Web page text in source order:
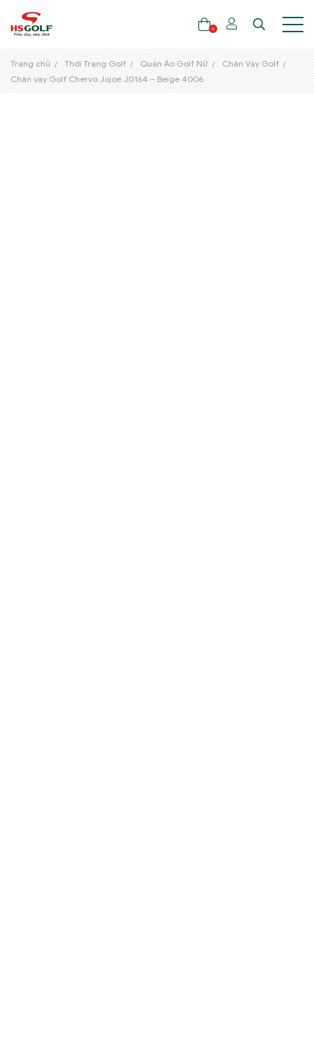
0
Trang chủ Thời Trang Golf Quần Áo Golf Nữ
Chân Váy Golf
Chân váy Golf Chervo Jojoe J0164 – Beige 4006